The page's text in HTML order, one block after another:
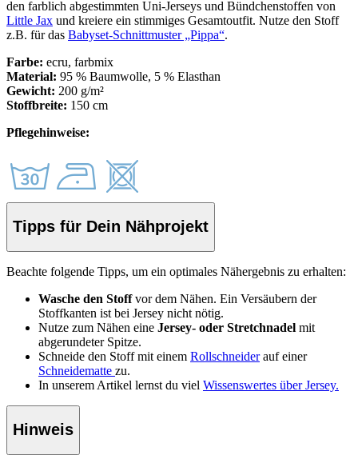
den farblich abgestimmten Uni-Jerseys und Bündchenstoffen von
Little Jax und kreiere ein stimmiges Gesamtoutfit. Nutze den Stoff
z.B. für das Babyset-Schnittmuster „Pippa“.
Farbe: ecru, farbmix
Material: 95 % Baumwolle, 5 % Elasthan
Gewicht: 200 g/m²
Stoffbreite: 150 cm
Pflegehinweise:
Tipps für Dein Nähprojekt
Beachte folgende Tipps, um ein optimales Nähergebnis zu erhalten:
Wasche den Stoffvor dem Nähen. Ein Versäubern der
Stoffkanten ist bei Jersey nicht nötig.
Nutze zum Nähen eine Jersey- oder Stretchnadel mit
abgerundeter Spitze.
Schneide den Stoffmit einem Rollschneiderauf einer
Schneidematte zu.
In unserem Artikel lernst du viel Wissenswertes über Jersey.
Hinweis